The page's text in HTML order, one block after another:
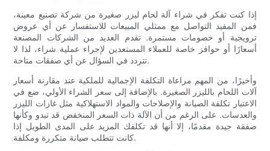
إذا كنت تفكر في شراء آلة لحام ليزر صغيرة من شركة تصنيع معينة،
فمن المفيد التواصل مع ممثلي المبيعات للاستفسار عن أي عروض
ترويجية أو خصومات مستمرة. تقدم العديد من الشركات المصنعة
أسعارًا أو حوافز خاصة للعملاء المستعدين لإجراء عملية شراء، لذا لا
تتردد في السؤال عن أي صفقات متاحة.
وأخيرًا، من المهم مراعاة التكلفة الإجمالية للملكية عند مقارنة أسعار
آلات اللحام بالليزر الصغيرة. بالإضافة إلى سعر الشراء الأولي، ضع في
الاعتبار تكلفة الصيانة والإصلاحات والمواد الاستهلاكية مثل غازات الليزر
والعدسات. على الرغم من أن الآلة ذات السعر المنخفض قد تبدو وكأنها
صفقة جيدة مقدمًا، إلا أنها قد تكلفك المزيد على المدى الطويل إذا
كانت تتطلب صيانة متكررة ومكلفة.